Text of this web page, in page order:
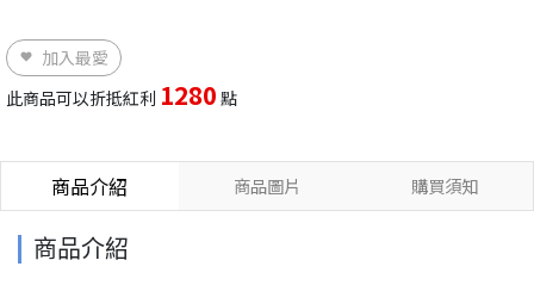
加入最愛
此商品可以折抵紅利 1280 點
商品介紹 商品圖片 購買須知
商品介紹